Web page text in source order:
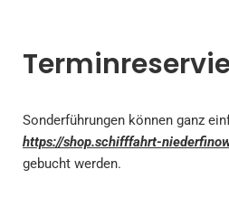
Sonderführungen können ganz
https://shop.schifffahrt-
gebucht werden.